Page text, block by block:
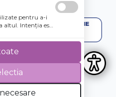
pentru a-i
altul. Intenţia este
mai valoroase
terţe care se